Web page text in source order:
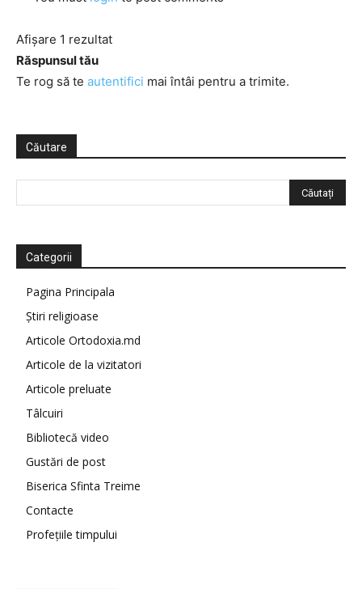
Afișare 1 rezultat
Răspunsul tău
Te rog să te autentifici mai întâi pentru a trimite.
Căutare
Categorii
Pagina Principala
Știri religioase
Articole Ortodoxia.md
Articole de la vizitatori
Articole preluate
Tâlcuiri
Bibliotecă video
Gustări de post
Biserica Sfinta Treime
Contacte
Profețiile timpului